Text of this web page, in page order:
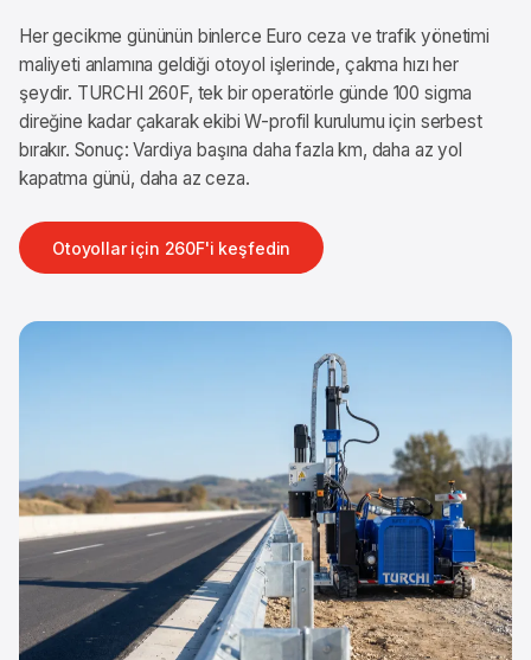
Her gecikme gününün binlerce Euro ceza ve trafik yönetimi
maliyeti anlamına geldiği otoyol işlerinde, çakma hızı her
şeydir. TURCHI 260F, tek bir operatörle günde 100 sigma
direğine kadar çakarak ekibi W-profil kurulumu için serbest
bırakır. Sonuç: Vardiya başına daha fazla km, daha az yol
kapatma günü, daha az ceza.
Otoyollar için 260F'i keşfedin